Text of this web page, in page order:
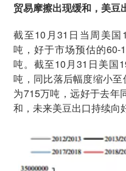
贸易摩擦出现缓和，美豆
截至10月31日当周美国
吨，好于市场预估的60-
吨。截至10月31日美国
吨，同比落后幅度缩小
为715万吨，远好于去年
和，未来美豆出口持续向